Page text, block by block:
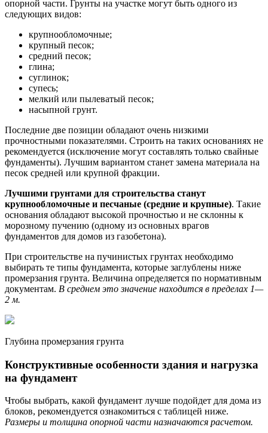
опорной части. Грунты на участке могут быть одного из
следующих видов:
крупнообломочные;
крупный песок;
средний песок;
глина;
суглинок;
супесь;
мелкий или пылеватый песок;
насыпной грунт.
Последние две позиции обладают очень низкими
прочностными показателями. Строить на таких основаниях не
рекомендуется (исключение могут составлять только свайные
фундаменты). Лучшим вариантом станет замена материала на
песок средней или крупной фракции.
Лучшими грунтами для строительства станут
крупнообломочные и песчаные (средние и крупные). Такие
основания обладают высокой прочностью и не склонны к
морозному пучению (одному из основных врагов
фундаментов для домов из газобетона).
При строительстве на пучинистых грунтах необходимо
выбирать те типы фундамента, которые заглублены ниже
промерзания грунта. Величина определяется по нормативным
документам. В среднем это значение находится в пределах 1—
2 м.
Глубина промерзания грунта
Конструктивные особенности здания и нагрузка
на фундамент
Чтобы выбрать, какой фундамент лучше подойдет для дома из
блоков, рекомендуется ознакомиться с таблицей ниже.
Размеры и толщина опорной части назначаются расчетом.